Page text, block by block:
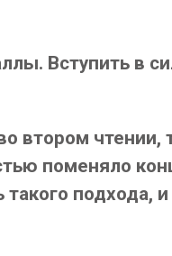
Вступить в
втором чтении,
поменяло
подхода,